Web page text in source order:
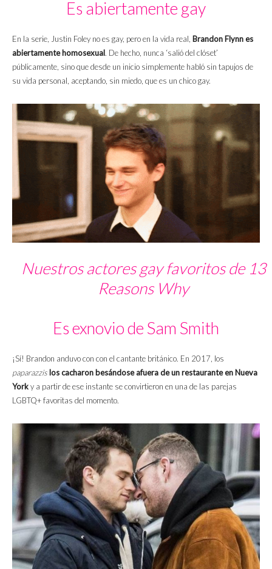
Es abiertamente gay
En la serie, Justin Foley no es gay, pero en la vida real, Brandon Flynn es
abiertamente homosexual. De hecho, nunca ‘salió del clóset’
públicamente, sino que desde un inicio simplemente habló sin tapujos de
su vida personal, aceptando, sin miedo, que es un chico gay.
Nuestros actores gay favoritos de 13
Reasons Why
Es exnovio de Sam Smith
¡Sí! Brandon anduvo con con el cantante británico. En 2017, los
paparazzis los cacharon besándose afuera de un restaurante en Nueva
Yorky a partir de ese instante se convirtieron en una de las parejas
LGBTQ+ favoritas del momento.